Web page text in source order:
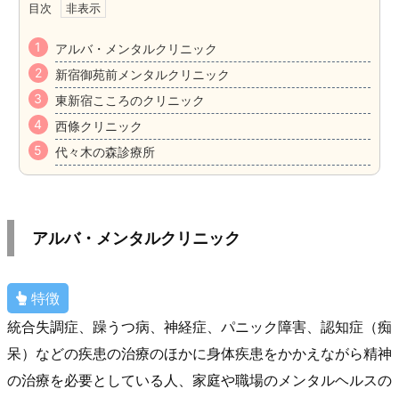
目次
アルバ・メンタルクリニック
新宿御苑前メンタルクリニック
東新宿こころのクリニック
西條クリニック
代々木の森診療所
アルバ・メンタルクリニック
特徴
統合失調症、躁うつ病、神経症、パニック障害、認知症（痴
呆）などの疾患の治療のほかに身体疾患をかかえながら精神
の治療を必要としている人、家庭や職場のメンタルヘルスの